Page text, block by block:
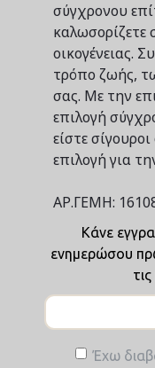
σύγχρονου
καλωσορίζετε
οικογένειας.
τρόπο ζωής,
σας. Με την
επιλογή
είστε
επιλογή για
ΑΡ.ΓΕΜΗ:
Κάνε
ενημερώσου
Έχω